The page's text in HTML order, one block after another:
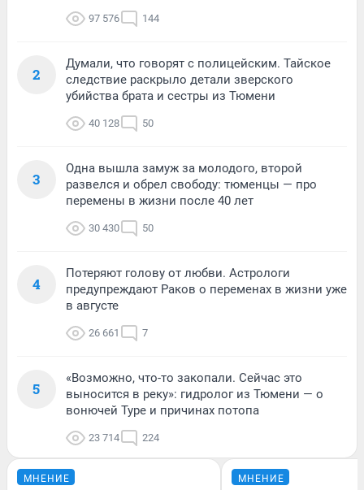
97 576 144
2
Думали, что говорят с полицейским. Тайское
следствие раскрыло детали зверского
убийства брата и сестры из Тюмени
40 128 50
3
Одна вышла замуж за молодого, второй
развелся и обрел свободу: тюменцы — про
перемены в жизни после 40 лет
30 430 50
4
Потеряют голову от любви. Астрологи
предупреждают Раков о переменах в жизни уже
в августе
26 661 7
5
«Возможно, что-то закопали. Сейчас это
выносится в реку»: гидролог из Тюмени — о
вонючей Туре и причинах потопа
23 714 224
МНЕНИЕ МНЕНИЕ